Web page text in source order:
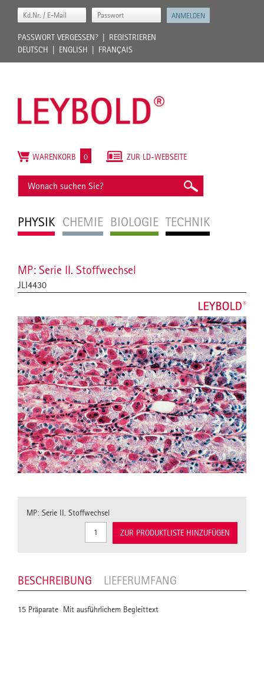
PASSWORT VERGESSEN?
REGISTRIEREN
DEUTSCH
ENGLISH FRANÇAIS
PHYSIK CHEMIE BIOLOGIE TECHNIK
ZUR LD-WEBSEITE
WARENKORB 0
MP: Serie II. Stoffwechsel
JLI4430
MP: Serie II. Stoffwechsel
ZUR PRODUKTLISTE HINZUFÜGEN
BESCHREIBUNG LIEFERUMFANG
15 Präparate  Mit ausführlichem Begleittext 